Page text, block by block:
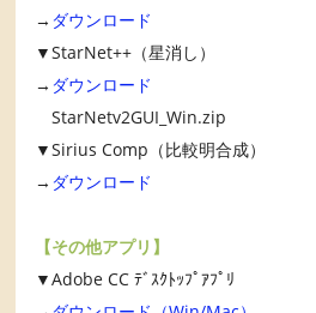
→ ダウンロード
▼StarNet++（星消し）
→ ダウンロード
StarNetv2GUI_Win.zip
▼Sirius Comp（比較明合成）
→ ダウンロード
【その他アプリ】
▼Adobe CC ﾃﾞｽｸﾄｯﾌﾟｱﾌﾟﾘ